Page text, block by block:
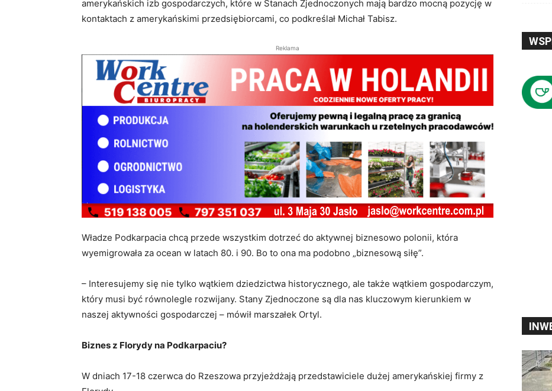
amerykańskich izb gospodarczych, które w Stanach Zjednoczonych mają bardzo mocną pozycję w
kontaktach z amerykańskimi przedsiębiorcami, co podkreślał Michał Tabisz.
Reklama
Władze Podkarpacia chcą przede wszystkim dotrzeć do aktywnej biznesowo polonii, która
wyemigrowała za ocean w latach 80. i 90. Bo to ona ma podobno „biznesową siłę”.
– Interesujemy się nie tylko wątkiem dziedzictwa historycznego, ale także wątkiem gospodarczym,
który musi być równolegle rozwijany. Stany Zjednoczone są dla nas kluczowym kierunkiem w
naszej aktywności gospodarczej – mówił marszałek Ortyl.
Biznes z Florydy na Podkarpaciu?
W dniach 17-18 czerwca do Rzeszowa przyjeżdżają przedstawiciele dużej amerykańskiej firmy z